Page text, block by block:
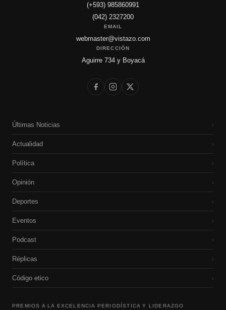
(+593) 985860991
(042) 2327200
EMAIL
webmaster@vistazo.com
DIRECCIÓN
Aguirre 734 y Boyacá
Últimas Noticias ›
Actualidad ›
Política ›
Opinión ›
Deportes ›
Eventos ›
Podcast ›
Réplicas ›
Código etico ›
PREMIOS A LA EXCELENCIA PERIODÍSTICA Y LIDERAZGO